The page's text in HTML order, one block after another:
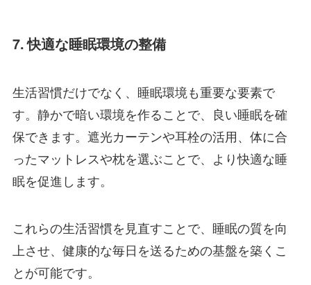
7. 快適な睡眠環境の整備
生活習慣だけでなく、睡眠環境も重要な要素で
す。静かで暗い環境を作ることで、良い睡眠を確
保できます。遮光カーテンや耳栓の活用、体に合
ったマットレスや枕を選ぶことで、より快適な睡
眠を促進します。
これらの生活習慣を見直すことで、睡眠の質を向
上させ、健康的な毎日を送るための基盤を築くこ
とが可能です。